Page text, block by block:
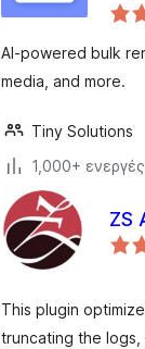
AI-powered bulk
media, and more.
Tiny Solutions
1,000+
ZS
This plugin
truncating the